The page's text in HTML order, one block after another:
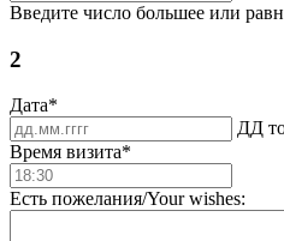
Введите число большее или
2
Дата*
ДД
Время визита*
Есть пожелания/Your wishes: